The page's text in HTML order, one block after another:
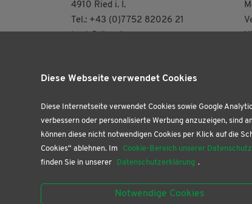
4910 Ried i. I.
Tel.: +43 (0)7752 82026 21
UNSERE BUCHHANDLUNG
DI: 8.30 – 12.30 | 13.30 – 18.00 Uhr
DO: 9.00 – 12.30 Uhr
FR: 9.00 – 12.30 | 13.30 – 18.00 Uhr
SA: 9.00 – 12.00 Uhr
weiterhin täglich geöffnet!
Diese Webseite verwendet Cookies
Diese Internetseite verwendet Cookies sowie Google
verbessern oder personalisierte Werbung anzuzeigen, sind
können diese nicht notwendigen Cookies per Klick auf die
Cookies“ ablehnen. Im
Cookie-Bereich unserer
finden Sie in unserer
Datenschutzerklärung .
Notwendige Cookies